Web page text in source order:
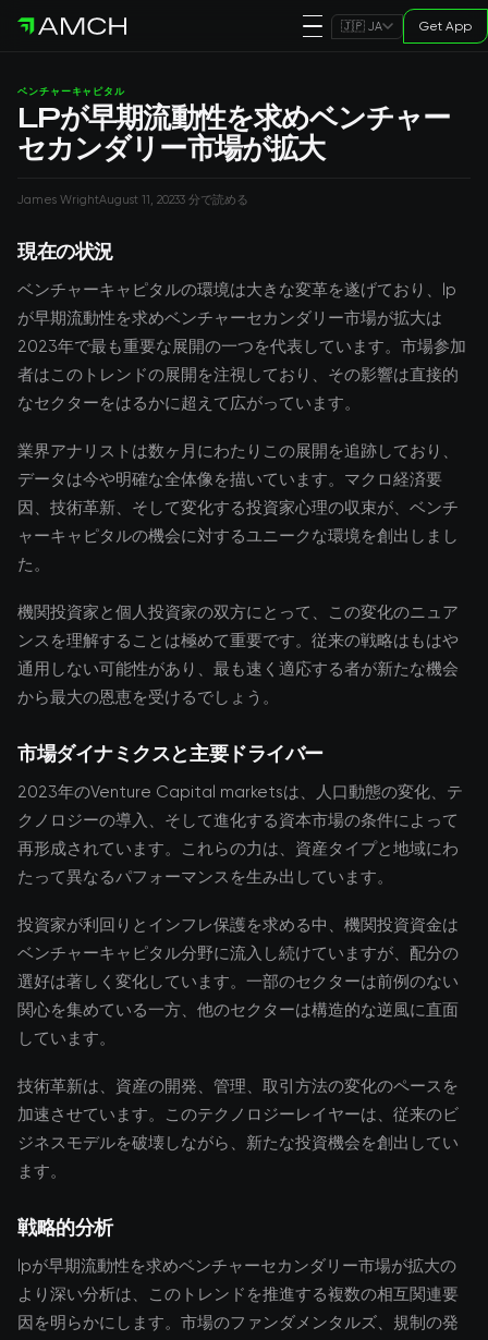
🇯🇵 JA Get App
ベンチャーキャピタル
LPが早期流動性を求めベンチャー
セカンダリー市場が拡大
James WrightAugust 11, 20233 分で読める
現在の状況
ベンチャーキャピタルの環境は大きな変革を遂げており、lp
が早期流動性を求めベンチャーセカンダリー市場が拡大は
2023年で最も重要な展開の一つを代表しています。市場参加
者はこのトレンドの展開を注視しており、その影響は直接的
なセクターをはるかに超えて広がっています。
業界アナリストは数ヶ月にわたりこの展開を追跡しており、
データは今や明確な全体像を描いています。マクロ経済要
因、技術革新、そして変化する投資家心理の収束が、ベンチ
ャーキャピタルの機会に対するユニークな環境を創出しまし
た。
機関投資家と個人投資家の双方にとって、この変化のニュア
ンスを理解することは極めて重要です。従来の戦略はもはや
通用しない可能性があり、最も速く適応する者が新たな機会
から最大の恩恵を受けるでしょう。
市場ダイナミクスと主要ドライバー
2023年のVenture Capital marketsは、人口動態の変化、テ
クノロジーの導入、そして進化する資本市場の条件によって
再形成されています。これらの力は、資産タイプと地域にわ
たって異なるパフォーマンスを生み出しています。
投資家が利回りとインフレ保護を求める中、機関投資資金は
ベンチャーキャピタル分野に流入し続けていますが、配分の
選好は著しく変化しています。一部のセクターは前例のない
関心を集めている一方、他のセクターは構造的な逆風に直面
しています。
技術革新は、資産の開発、管理、取引方法の変化のペースを
加速させています。このテクノロジーレイヤーは、従来のビ
ジネスモデルを破壊しながら、新たな投資機会を創出してい
ます。
戦略的分析
lpが早期流動性を求めベンチャーセカンダリー市場が拡大の
より深い分析は、このトレンドを推進する複数の相互関連要
因を明らかにします。市場のファンダメンタルズ、規制の発